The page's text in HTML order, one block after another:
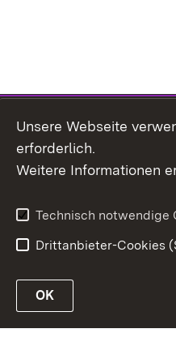
Unsere Webseite
erforderlich.
Weitere Informationen
Technisch notwendige
Drittanbieter-Cookies
OK